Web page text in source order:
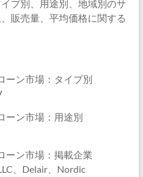
プ別、用途別、地域別のサ
販売量、平均価格に関する
ーン市場：タイプ別
ーン市場：用途別
ーン市場：掲載企業
、Delair、Nordic